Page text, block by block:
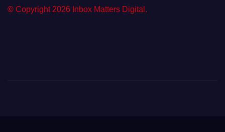
© Copyright 2026 Inbox Matters Digital.